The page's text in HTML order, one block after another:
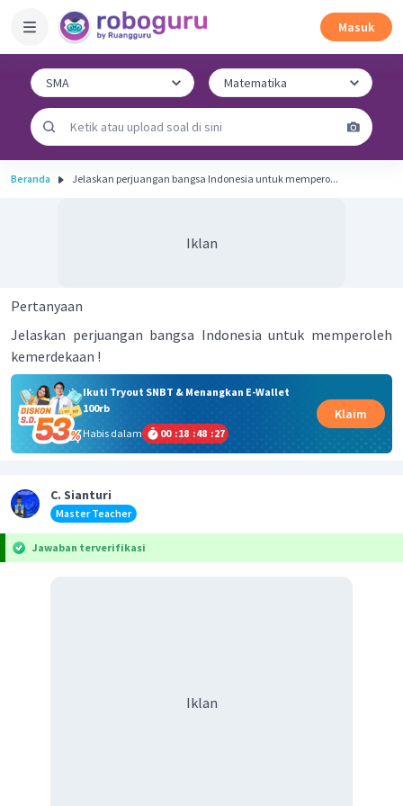
Masuk
Beranda Jelaskan perjuangan bangsa Indonesia untuk mempero...
Iklan
Pertanyaan
Jelaskan perjuangan bangsa Indonesia untuk memperoleh
kemerdekaan !
Ikuti Tryout SNBT & Menangkan E-Wallet
100rb
Habis dalam
00 :18 :48 :27
Klaim
C. Sianturi
Master Teacher
Jawaban terverifikasi
Iklan